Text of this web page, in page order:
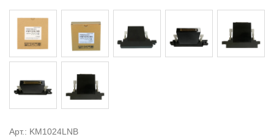
Арт.: KM1024LNB